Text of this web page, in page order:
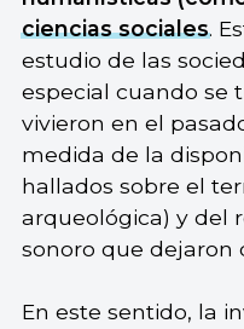
ciencias sociales.
estudio de las
especial cuando se
vivieron en el
medida de la
hallados sobre el
arqueológica) y del
sonoro que dejaron
En este sentido, la